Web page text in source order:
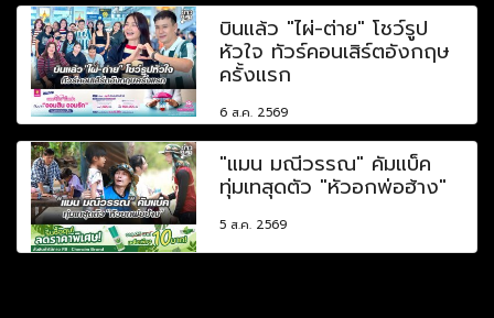
บินแล้ว "ไผ่-ต่าย" โชว์รูป
หัวใจ ทัวร์คอนเสิร์ตอังกฤษ
ครั้งแรก
6 ส.ค. 2569
"แมน มณีวรรณ" คัมแบ็ค
ทุ่มเทสุดตัว "หัวอกพ่อฮ้าง"
5 ส.ค. 2569